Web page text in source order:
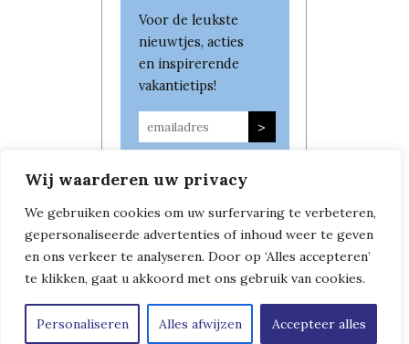
Wij waarderen uw privacy
We gebruiken cookies om uw surfervaring te verbeteren,
gepersonaliseerde advertenties of inhoud weer te geven
en ons verkeer te analyseren. Door op ‘Alles accepteren’
te klikken, gaat u akkoord met ons gebruik van cookies.
Personaliseren Alles afwijzen Accepteer alles
Voor de leukste
nieuwtjes, acties
en inspirerende
vakantietips!
Copyright © Leven in Frankrijk | Algemene Voorwaarden | Privacybeleid